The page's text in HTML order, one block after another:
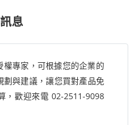
息
專家，可根據您的企業的
劃與建議，讓您買對產品免
，歡迎來電 02-2511-9098